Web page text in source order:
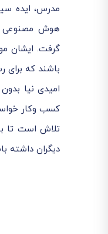
مدرس، ایده
هوش مصنوعی
گرفت. ایشان
باشند که برای
امیدی نیا
کسب وکار
تلاش است تا
دیگران داشته